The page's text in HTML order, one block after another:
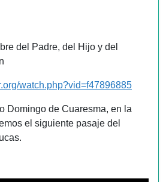
del Padre, del Hijo y del
watch.php?vid=f47896885
Domingo de Cuaresma, en la
el siguiente pasaje del